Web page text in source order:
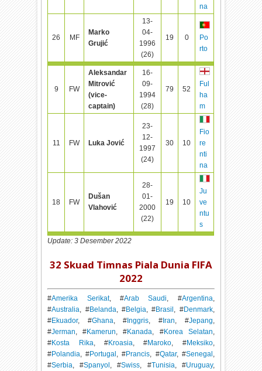
na
26 MF
Marko
Grujić
13-
04-
1996
(26)
19 0
Po
rto
9 FW
Aleksandar
Mitrović
(vice-
captain)
16-
09-
1994
(28)
79 52
Ful
ha
m
11 FW Luka Jović
23-
12-
1997
(24)
30 10
Fio
re
nti
na
18 FW
Dušan
Vlahović
28-
01-
2000
(22)
19 10
Ju
ve
ntu
s
Update: 3 Desember 2022
32 Skuad Timnas Piala Dunia FIFA
2022
#Amerika Serikat, #Arab Saudi , #Argentina
#Australia , #Belanda , #Belgia , #Brasil , #Denmark,
#Ekuador, #Ghana , #Inggris , #Iran , #Jepang
#Jerman , #Kamerun , #Kanada , #Korea Selatan
#Kosta Rika , #Kroasia , #Maroko , #Meksiko,
#Polandia , #Portugal , #Prancis , #Qatar, #Senegal
#Serbia , #Spanyol , #Swiss , #Tunisia , #Uruguay,